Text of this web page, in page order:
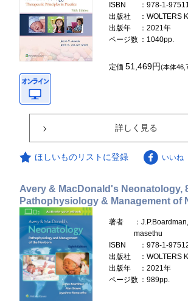
ISBN
：978-1-
出版社
：WOLTERS
出版年
：2021年
ページ数 ：1040pp.
定価51,469円(本体
詳しく見る
ほしいものリストに登録 いいね
Avery & MacDonald's Neonatology,
Pathophysiology & Management of
著者
：
masethu
ISBN
：978-1-
出版社
：WOLTERS
出版年
：2021年
ページ数 ：989pp.